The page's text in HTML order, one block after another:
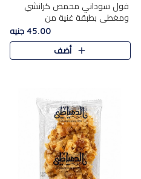
فول سوداني محمص كرانشي
ومغطى بطبقة غنية من
الشوكولاتة، يجمع بين طعم
القرمشة الأصيلة الكلاسكيكية
التقليدية للفول السوداني وحلاوة
45.00 جنيه
أضف